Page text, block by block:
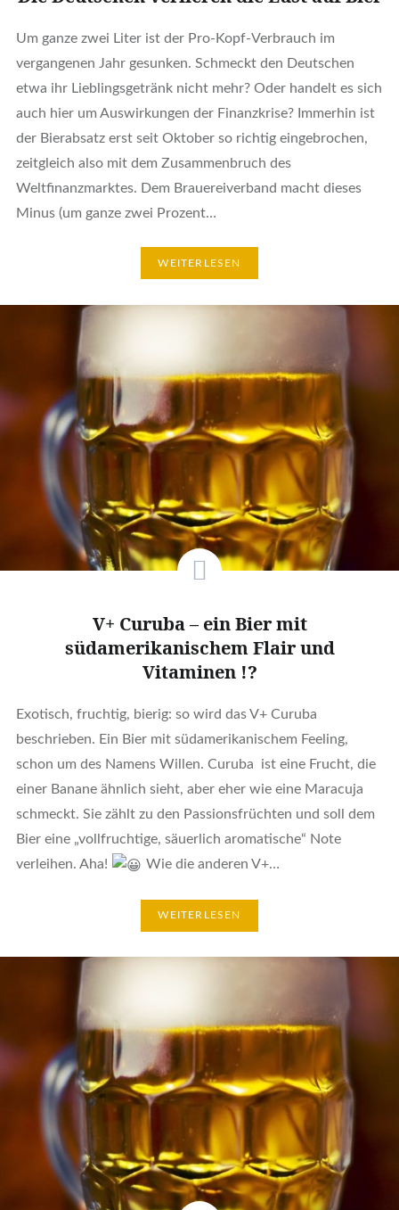
Um ganze zwei Liter ist der Pro-Kopf-Verbrauch im
vergangenen Jahr gesunken. Schmeckt den Deutschen
etwa ihr Lieblingsgetränk nicht mehr? Oder handelt es sich
auch hier um Auswirkungen der Finanzkrise? Immerhin ist
der Bierabsatz erst seit Oktober so richtig eingebrochen,
zeitgleich also mit dem Zusammenbruch des
Weltfinanzmarktes. Dem Brauereiverband macht dieses
Minus (um ganze zwei Prozent…
WEITERLESEN
V+ Curuba – ein Bier mit
südamerikanischem Flair und
Vitaminen !?
Exotisch, fruchtig, bierig: so wird das V+ Curuba
beschrieben. Ein Bier mit südamerikanischem Feeling,
schon um des Namens Willen. Curuba ist eine Frucht, die
einer Banane ähnlich sieht, aber eher wie eine Maracuja
schmeckt. Sie zählt zu den Passionsfrüchten und soll dem
Bier eine „vollfruchtige, säuerlich aromatische“ Note
verleihen. Aha!
Wie die anderen V+…
WEITERLESEN